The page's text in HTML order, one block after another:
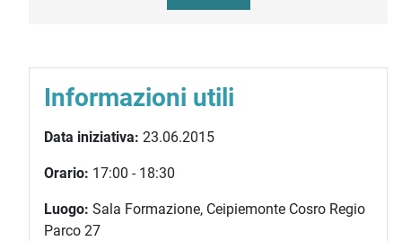
Informazioni utili
Data iniziativa: 23.06.2015
Orario: 17:00 - 18:30
Luogo: Sala Formazione, Ceipiemonte Cosro Regio
Parco 27